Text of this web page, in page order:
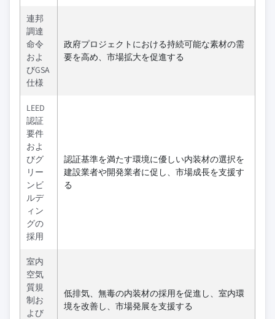
連邦
調達
命令
およ
びGSA
仕様
政府プロジェクトにおける持続可能な素材の需
要を高め、市場拡大を促進する
LEED
認証
要件
およ
びグ
リー
ンビ
ルデ
ィン
グの
採用
認証基準を満たす環境に優しい内装材の選択を
建設業者や開発業者に促し、市場成長を支援す
る
室内
空気
質規
制お
よび
低排気、無毒の内装材の採用を促進し、室内環
境を改善し、市場発展を支援する